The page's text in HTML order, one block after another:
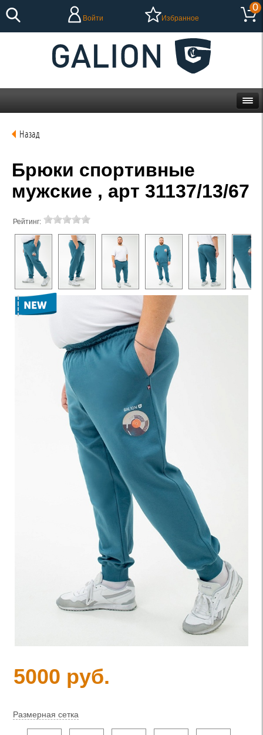
Войти Избранное
0
Назад
Брюки спортивные
мужские , арт 31137/13/67
Рейтинг:
5000 руб.
Размерная сетка